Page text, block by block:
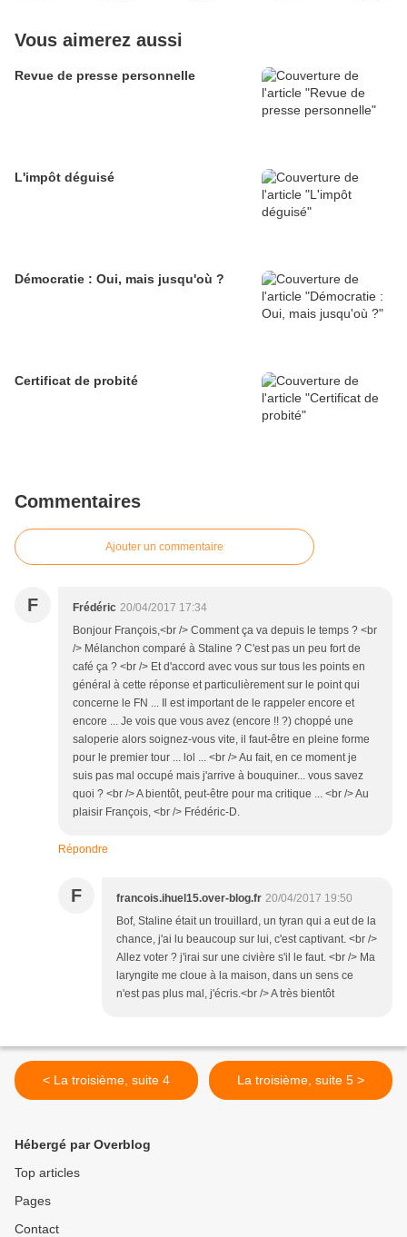
Vous aimerez aussi
Revue de presse personnelle
L'impôt déguisé
Démocratie : Oui, mais jusqu'où ?
Certificat de probité
Commentaires
Ajouter un commentaire
F Frédéric 20/04/2017 17:34
Bonjour François,<br /> Comment ça va depuis le temps ? <br
/> Mélanchon comparé à Staline ? C'est pas un peu fort de
café ça ? <br /> Et d'accord avec vous sur tous les points en
général à cette réponse et particulièrement sur le point qui
concerne le FN ... Il est important de le rappeler encore et
encore ... Je vois que vous avez (encore !! ?) choppé une
saloperie alors soignez-vous vite, il faut-être en pleine forme
pour le premier tour ... lol ... <br /> Au fait, en ce moment je
suis pas mal occupé mais j'arrive à bouquiner... vous savez
quoi ? <br /> A bientôt, peut-être pour ma critique ... <br /> Au
plaisir François, <br /> Frédéric-D.
Répondre
F francois.ihuel15.over-blog.fr 20/04/2017 19:50
Bof, Staline était un trouillard, un tyran qui a eut de la
chance, j'ai lu beaucoup sur lui, c'est captivant. <br />
Allez voter ? j'irai sur une civière s'il le faut. <br /> Ma
laryngite me cloue à la maison, dans un sens ce
n'est pas plus mal, j'écris.<br /> A très bientôt
< La troisième, suite 4 La troisième, suite 5 >
Hébergé par Overblog
Top articles
Pages
Contact